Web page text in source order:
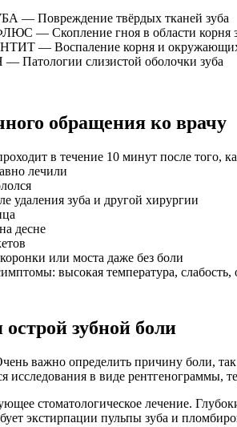
Повреждение твёрдых тканей зуба
— Скопление гноя в области корня
— Воспаление корня и окружающих
слизистой оболочки зуба
обращения ко врачу
в течение 10 минут после того,
лечили
удаления зуба и другой хирургии
десне
или моста даже без боли
высокая температура,
зубной боли
важно определить причину боли,
исследования в виде рентгенограммы,
стоматологическое лечение.
экстирпации пульпы зуба и